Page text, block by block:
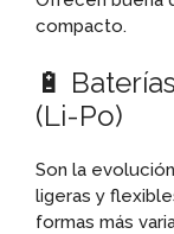
compacto.
🔋
(Li-Po)
Son la
ligeras y
formas más